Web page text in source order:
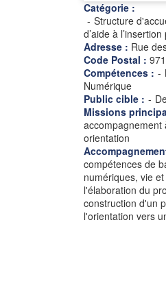
Catégorie :
Structure
d’aide à
Adresse : Rue
Code Postal :
Compétences : -
Numérique
Public cible : -
Missions
accompagnement
orientation
compétences de
numériques, vie
l'élaboration du
construction d'un
l'orientation vers